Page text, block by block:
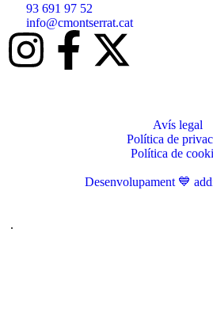
93 691 97 52
info@cmontserrat.cat
Avís legal
Política de
Política de
Desenvolupament 💙
.